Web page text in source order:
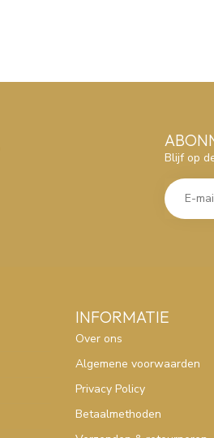
Blijf op
INFORMATIE
Over ons
Algemene voorwaarden
Privacy Policy
Betaalmethoden